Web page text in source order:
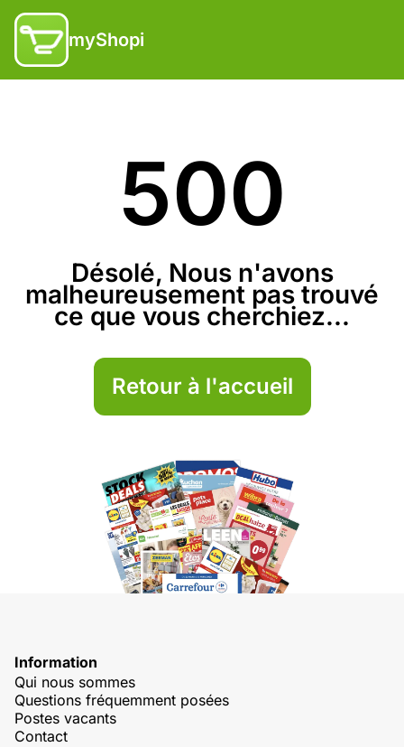
myShopi
500
Désolé, Nous n'avons
malheureusement pas trouvé
ce que vous cherchiez...
Retour à l'accueil
Information
Qui nous sommes
Questions fréquemment posées
Postes vacants
Contact